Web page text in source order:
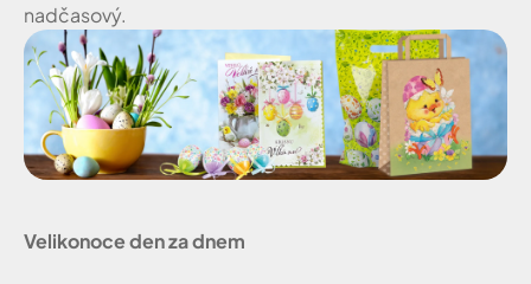
nadčasový.
Velikonoce den za dnem